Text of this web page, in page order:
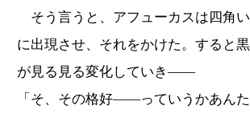
そう言うと、アフューカスは四角
に出現させ、それをかけた。すると
が見る見る変化していき――
「そ、その格好――っていうかあん